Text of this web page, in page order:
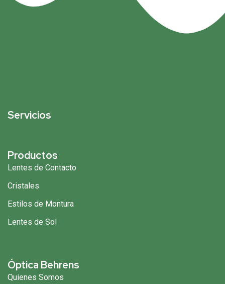
Servicios
Productos
Lentes de Contacto
Cristales
Estilos de Montura
Lentes de Sol
Óptica Behrens
Quienes Somos